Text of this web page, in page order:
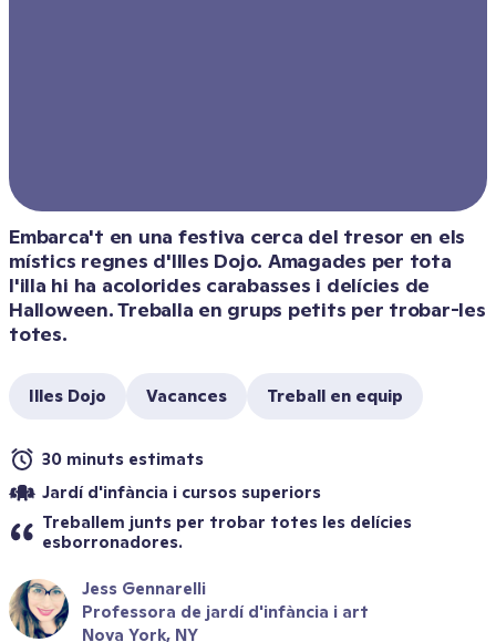
Embarca't en una festiva cerca del tresor en els
místics regnes d'Illes Dojo. Amagades per tota
l'illa hi ha acolorides carabasses i delícies de
Halloween. Treballa en grups petits per trobar-les
totes.
Illes Dojo Vacances Treball en equip
30 minuts estimats
Jardí d'infància i cursos superiors
Treballem junts per trobar totes les delícies
esborronadores.
Jess Gennarelli
Professora de jardí d'infància i art
Nova York, NY